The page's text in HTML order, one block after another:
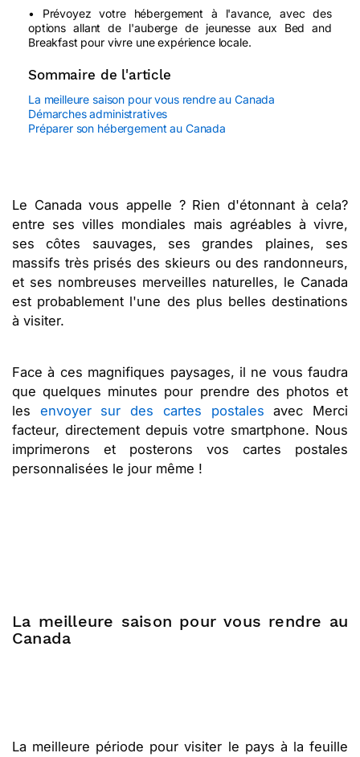
• Prévoyez votre hébergement à l'avance, avec des
options allant de l'auberge de jeunesse aux Bed and
Breakfast pour vivre une expérience locale.
Sommaire de l'article
La meilleure saison pour vous rendre au Canada
Démarches administratives
Préparer son hébergement au Canada
Le Canada vous appelle ? Rien d'étonnant à cela?
entre ses villes mondiales mais agréables à vivre,
ses côtes sauvages, ses grandes plaines, ses
massifs très prisés des skieurs ou des randonneurs,
et ses nombreuses merveilles naturelles, le Canada
est probablement l'une des plus belles destinations
à visiter.
Face à ces magnifiques paysages, il ne vous faudra
que quelques minutes pour prendre des photos et
les envoyer sur des cartes postales avec Merci
facteur, directement depuis votre smartphone. Nous
imprimerons et posterons vos cartes postales
personnalisées le jour même !
La meilleure saison pour vous rendre au
Canada
La meilleure période pour visiter le pays à la feuille